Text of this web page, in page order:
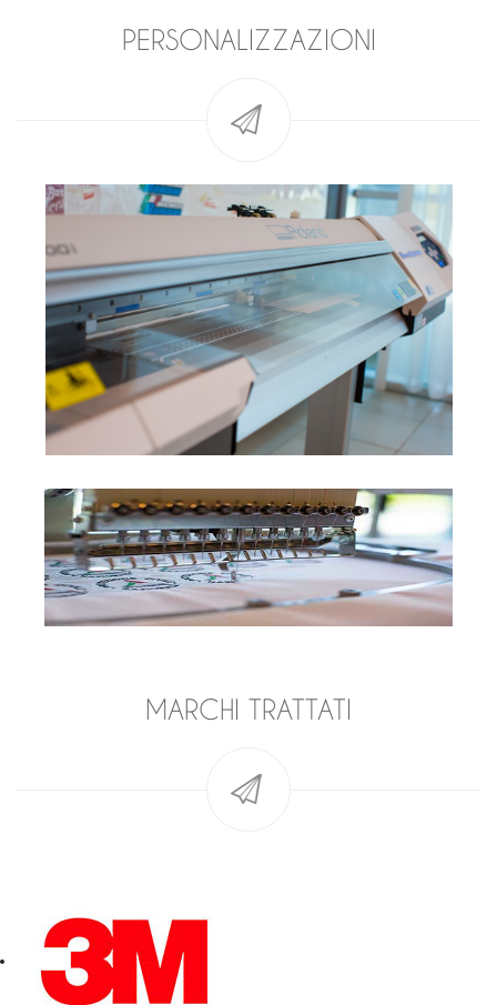
PERSONALIZZAZIONI
MARCHI TRATTATI